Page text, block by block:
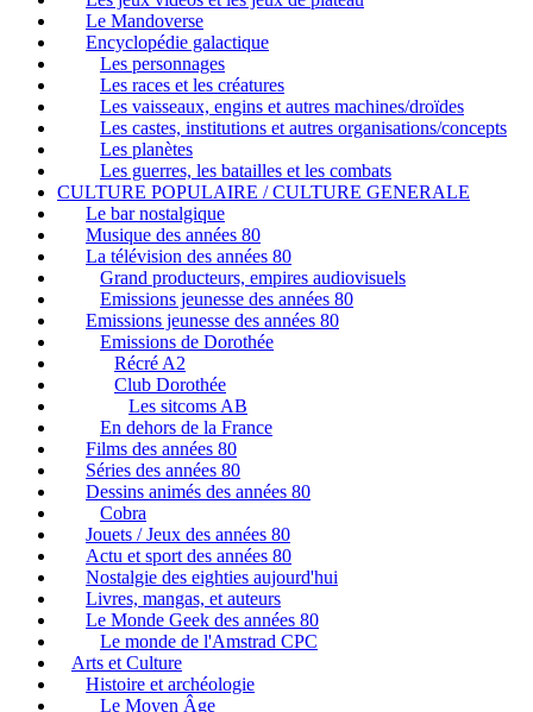
Le Mandoverse
Encyclopédie galactique
Les personnages
Les races et les créatures
Les vaisseaux, engins et autres machines/droïdes
Les castes, institutions et autres organisations/concepts
Les planètes
Les guerres, les batailles et les combats
CULTURE POPULAIRE / CULTURE GENERALE
Le bar nostalgique
Musique des années 80
La télévision des années 80
Grand producteurs, empires audiovisuels
Emissions jeunesse des années 80
Emissions jeunesse des années 80
Emissions de Dorothée
Récré A2
Club Dorothée
Les sitcoms AB
En dehors de la France
Films des années 80
Séries des années 80
Dessins animés des années 80
Cobra
Jouets / Jeux des années 80
Actu et sport des années 80
Nostalgie des eighties aujourd'hui
Livres, mangas, et auteurs
Le Monde Geek des années 80
Le monde de l'Amstrad CPC
Arts et Culture
Histoire et archéologie
Le Moyen Âge